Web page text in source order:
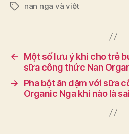
Tagsnan nga và việt
←
Một số lưu ý khi cho trẻ
sữa công thức Nan
→
Pha bột ăn dặm với sữa
Organic Nga khi nào là